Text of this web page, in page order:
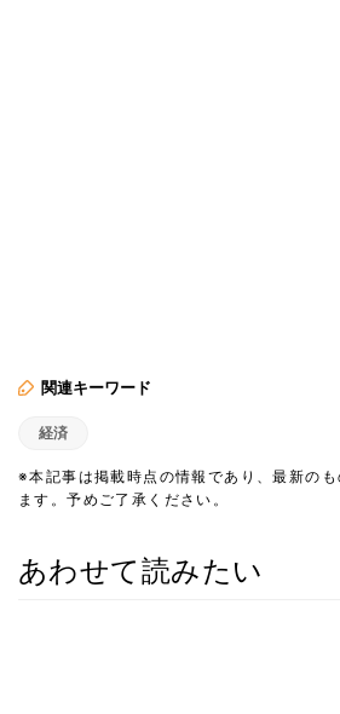
関連キーワード
経済
※本記事は掲載時点の情報であり、最新の
ます。予めご了承ください。
あわせて読みたい